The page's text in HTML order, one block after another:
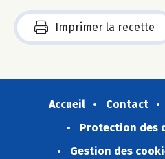
Imprimer la recette
Accueil Contact
Protection des
Gestion des